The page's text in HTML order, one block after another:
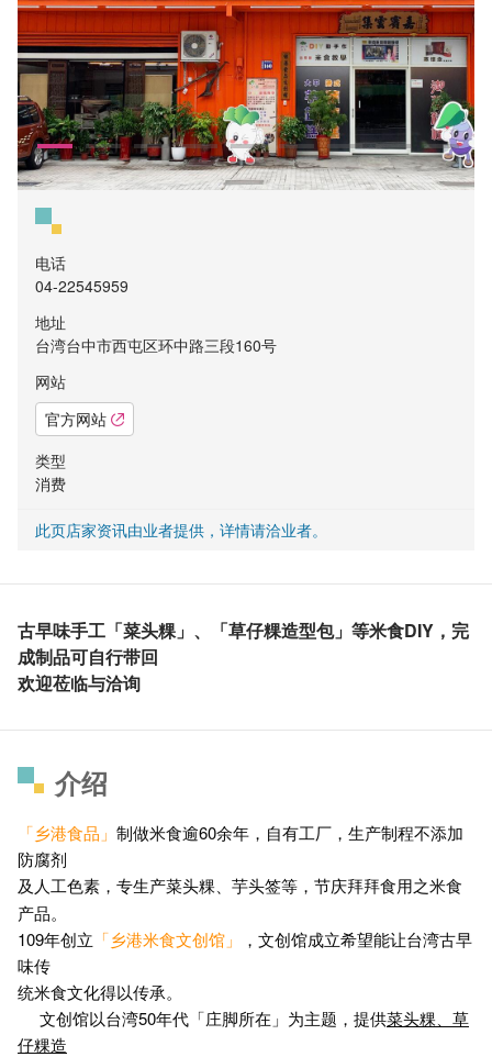
电话
04-22545959
地址
台湾台中市西屯区环中路三段160号
网站
官方网站
类型
消费
此页店家资讯由业者提供，详情请洽业者。
古早味手工「菜头粿」、「草仔粿造型包」等米食DIY，完
成制品可自行带回
欢迎莅临与洽询
介绍
「乡港食品」 制做米食逾60余年，自有工厂，生产制程不添加
防腐剂
及人工色素，专生产菜头粿、芋头签等，节庆拜拜食用之米食
产品。
109年创立 「乡港米食文创馆」
，文创馆成立希望能让台湾古早
味传
统米食文化得以传承。
文创馆以台湾50年代「庄脚所在」为主题，提供菜头粿、草
仔粿造